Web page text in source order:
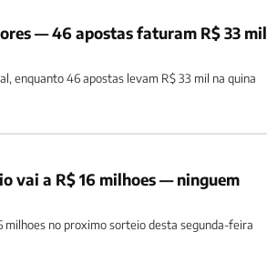
— 46 apostas faturam R$ 33 mil
enquanto 46 apostas levam R$ 33 mil na quina
vai a R$ 16 milhoes — ninguem
milhoes no proximo sorteio desta segunda-feira